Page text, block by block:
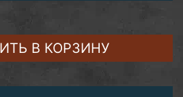
В КОРЗИНУ